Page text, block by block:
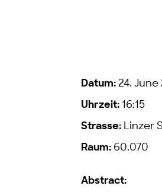
Datum: 24. June
Uhrzeit: 16:15
Strasse: Linzer
Raum: 60.070
Abstract: